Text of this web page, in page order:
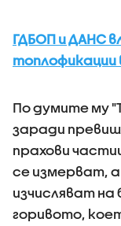
ГДБОП и ДАНС
топлофикации
По думите му
заради
прахови
се измерват,
изчисляват
горивото,